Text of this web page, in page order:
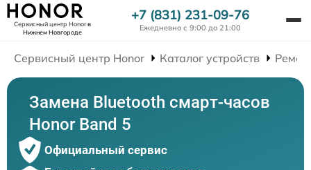
Сервисный центр Honorв
Нижнем Новгороде
+7 (831) 231-09-76
Ежедневно с 9:00 до 21:00
Сервисный центр Honor Каталог устройств
Замена Bluetooth смарт-часов
Honor Band 5
Официальный сервис